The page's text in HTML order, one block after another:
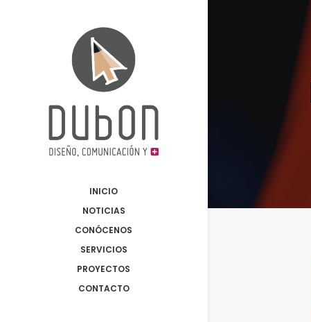
INICIO
NOTICIAS
CONÓCENOS
SERVICIOS
PROYECTOS
CONTACTO